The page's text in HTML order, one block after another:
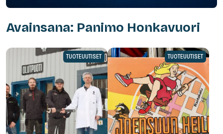
Avainsana: Panimo Honkavuori
TUOTEUUTISET TUOTEUUTISET